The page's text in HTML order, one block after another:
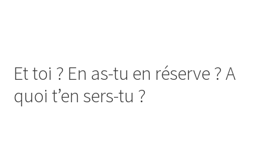
Et toi ? En as-tu en réserve ? A
quoi t’en sers-tu ?